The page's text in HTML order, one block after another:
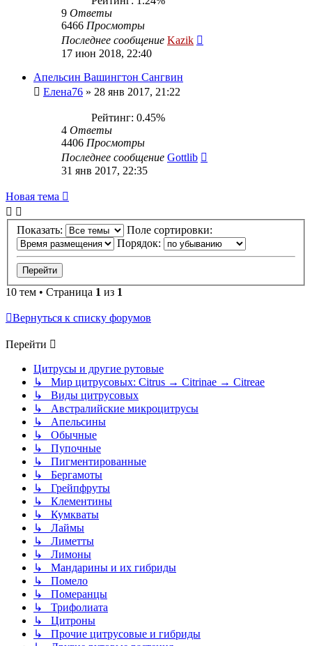
9 Ответы
6466 Просмотры
Последнее сообщение Kazik
17 июн 2018, 22:40
Апельсин Вашингтон Сангвин
Елена76 » 28 янв 2017, 21:22
Рейтинг: 0.45%
4 Ответы
4406 Просмотры
Последнее сообщение Gottlib
31 янв 2017, 22:35
Новая тема
Показать:
Поле сортировки:
Порядок:
10 тем • Страница 1 из 1
Вернуться к списку форумов
Перейти
Цитрусы и другие рутовые
↳ Мир цитрусовых: Citrus → Citrinae → Citreae
↳ Виды цитрусовых
↳ Австралийские микроцитрусы
↳ Апельсины
↳ Обычные
↳ Пупочные
↳ Пигментированные
↳ Бергамоты
↳ Грейпфруты
↳ Клементины
↳ Кумкваты
↳ Лаймы
↳ Лиметты
↳ Лимоны
↳ Мандарины и их гибриды
↳ Помело
↳ Померанцы
↳ Трифолиата
↳ Цитроны
↳ Прочие цитрусовые и гибриды